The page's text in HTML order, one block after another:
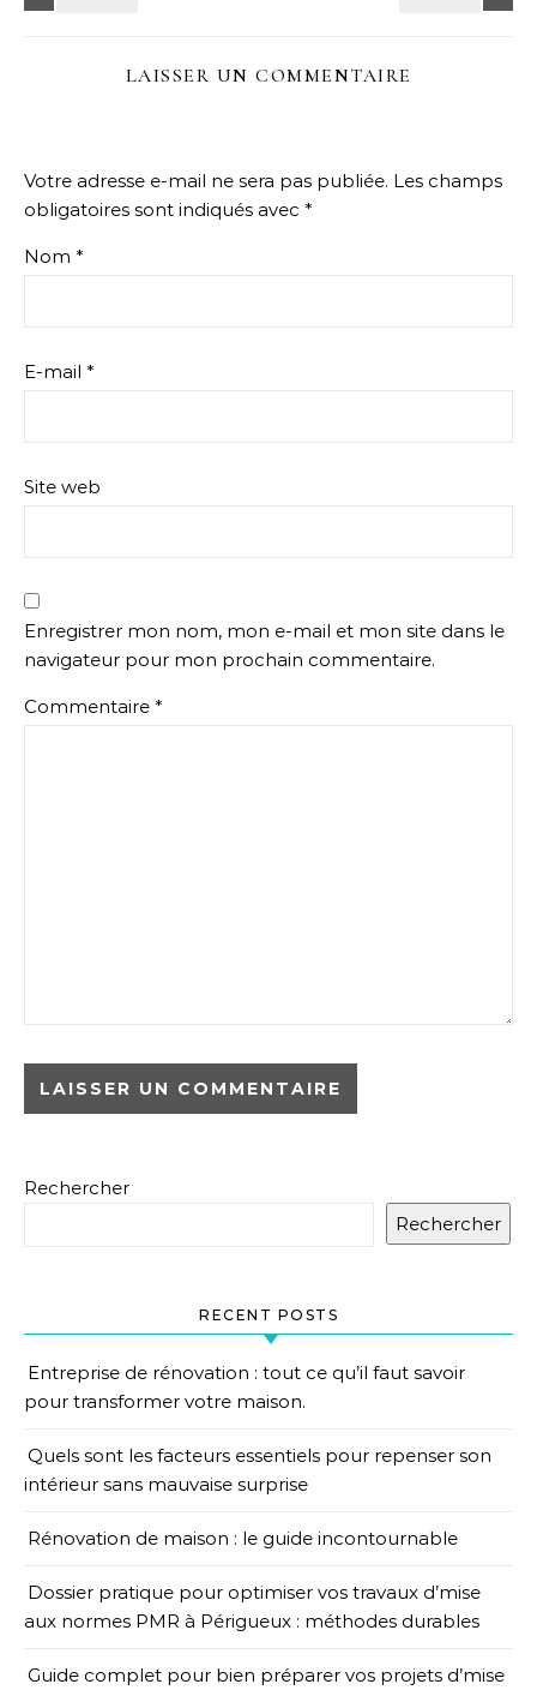
LAISSER UN COMMENTAIRE
Votre adresse e-mail ne sera pas publiée. Les champs
obligatoires sont indiqués avec *
Nom *
E-mail *
Site web
Enregistrer mon nom, mon e-mail et mon site dans le
navigateur pour mon prochain commentaire.
Commentaire *
Rechercher
Rechercher
RECENT POSTS
Entreprise de rénovation : tout ce qu’il faut savoir
pour transformer votre maison.
Quels sont les facteurs essentiels pour repenser son
intérieur sans mauvaise surprise
Rénovation de maison : le guide incontournable
Dossier pratique pour optimiser vos travaux d’mise
aux normes PMR à Périgueux : méthodes durables
Guide complet pour bien préparer vos projets d’mise